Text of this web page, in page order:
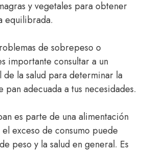
y vegetales para obtener
equilibrada.
de sobrepeso o
importante consultar a un
de la salud para determinar la
pan adecuada a tus necesidades.
es parte de una alimentación
exceso de consumo puede
peso y la salud en general. Es